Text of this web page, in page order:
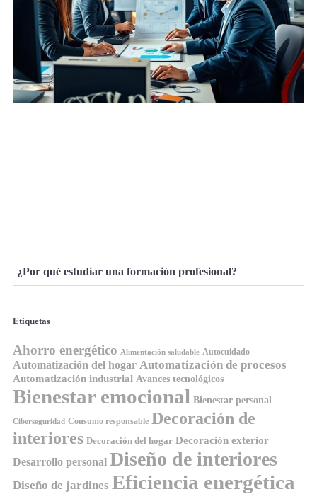
¿Por qué estudiar una formación profesional?
Etiquetas
Ahorro energético Alimentación saludable Autocuidado
Automatización del hogar Automatización de procesos
Automatización industrial Avances tecnológicos
Bienestar emocional Bienestar personal
Ciberseguridad Consumo responsable Decoración de
interiores Decoración del hogar Decoración exterior
Desarrollo personal Diseño de interiores
Diseño de jardines Eficiencia energética